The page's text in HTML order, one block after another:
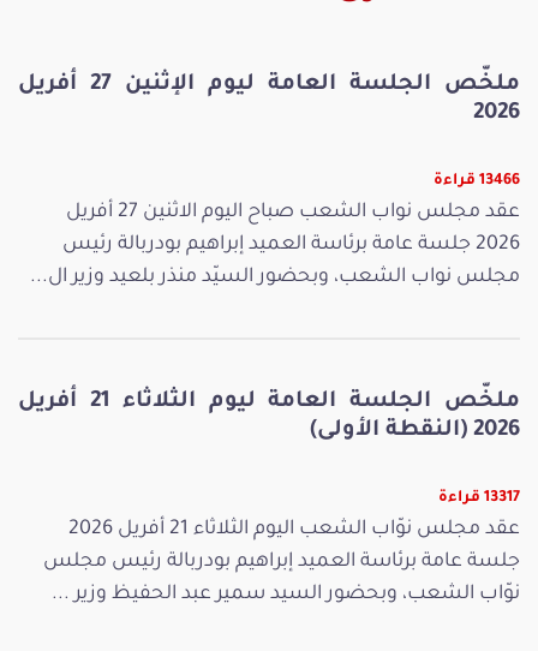
ملخّص الجلسة العامة ليوم الإثنين 27 أفريل
2026
13466 قراءة
عقد مجلس نواب الشعب صباح اليوم الاثنين 27 أفريل
2026 جلسة عامة برئاسة العميد إبراهيم بودربالة رئيس
مجلس نواب الشعب، وبحضور السيّد منذر بلعيد وزير ال...
ملخّص الجلسة العامة ليوم الثلاثاء 21 أفريل
2026 (النقطة الأولى)
13317 قراءة
عقد مجلس نوّاب الشعب اليوم الثلاثاء 21 أفريل 2026
جلسة عامة برئاسة العميد إبراهيم بودربالة رئيس مجلس
نوّاب الشعب، وبحضور السيد سمير عبد الحفيظ وزير ...